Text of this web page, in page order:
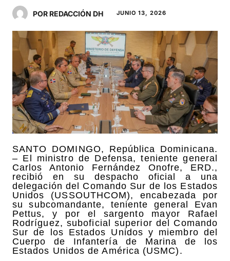
POR REDACCIÓN DH JUNIO 13, 2026
SANTO DOMINGO, República Dominicana.
– El ministro de Defensa, teniente general
Carlos Antonio Fernández Onofre, ERD.,
recibió en su despacho oficial a una
delegación del Comando Sur de los Estados
Unidos (USSOUTHCOM), encabezada por
su subcomandante, teniente general Evan
Pettus, y por el sargento mayor Rafael
Rodríguez, suboficial superior del Comando
Sur de los Estados Unidos y miembro del
Cuerpo de Infantería de Marina de los
Estados Unidos de América (USMC).